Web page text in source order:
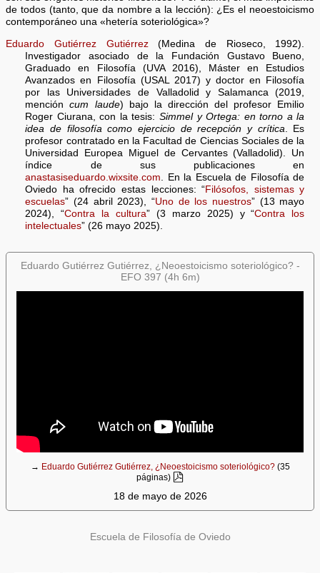
de todos (tanto, que da nombre a la lección): ¿Es el neoestoicismo
contemporáneo una «hetería soteriológica»?
Eduardo Gutiérrez Gutiérrez(Medina de Rioseco, 1992).
Investigador asociado de la Fundación Gustavo Bueno,
Graduado en Filosofía (UVA 2016), Máster en Estudios
Avanzados en Filosofía (USAL 2017) y doctor en Filosofía
por las Universidades de Valladolid y Salamanca (2019,
mencióncum laude) bajo la dirección del profesor Emilio
Roger Ciurana, con la tesis:Simmel y Ortega: en torno a la
idea de filosofía como ejercicio de recepción y crítica . Es
profesor contratado en la Facultad de Ciencias Sociales de la
Universidad Europea Miguel de Cervantes (Valladolid). Un
índice de sus publicaciones en
anastasiseduardo.wixsite.com . En la Escuela de Filosofía de
Oviedo ha ofrecido estas lecciones: “Filósofos, sistemas y
escuelas” (24 abril 2023), “Uno de los nuestros” (13 mayo
2024), “Contra la cultura” (3 marzo 2025) y “Contra los
intelectuales” (26 mayo 2025).
Eduardo Gutiérrez Gutiérrez, ¿Neoestoicismo soteriológico? -
EFO 397 (4h 6m)
→ Eduardo Gutiérrez Gutiérrez, ¿Neoestoicismo soteriológico?(35
páginas)
18 de mayo de 2026
Escuela de Filosofía de Oviedo